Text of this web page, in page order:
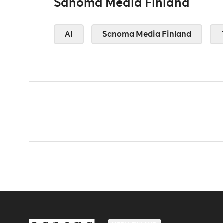
AI Sanoma Media Finland